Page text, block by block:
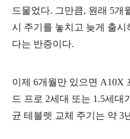
드물었다. 그만큼, 원래 5개
시 주기를 놓치고 늦게 출
다는 반증이다.
이제 6개월만 있으면 A10X
드 프로 2세대 또는 1.5세대
균 테블렛 교체 주기는 약 3